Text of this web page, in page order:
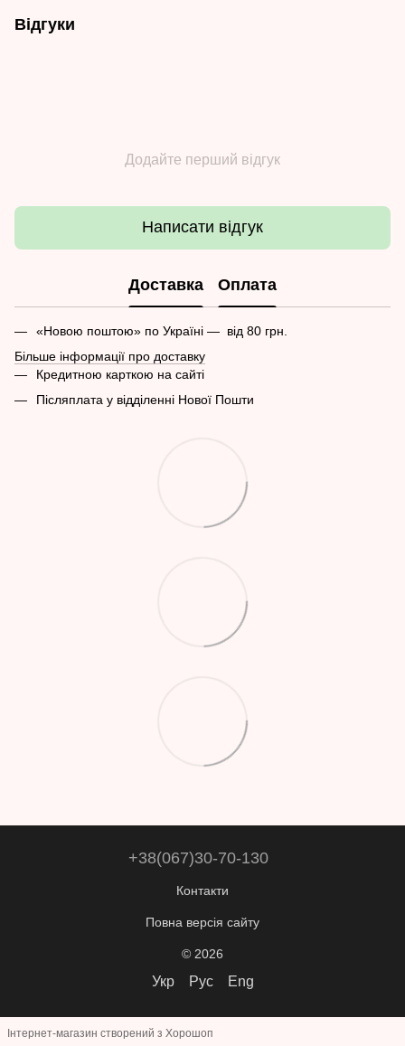
Відгуки
Додайте перший відгук
Написати відгук
Доставка Оплата
«Новою поштою» по Україні — від 80 грн.
Більше інформації про доставку
Кредитною карткою на сайті
Післяплата у відділенні Нової Пошти
+38(067)30-70-130
Контакти
Повна версія сайту
© 2026
Укр Рус Eng
Інтернет-магазин створений з Хорошоп